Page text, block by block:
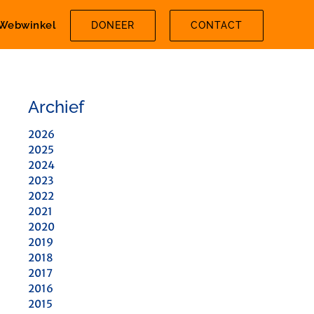
DONEER CONTACT
Archief
2026
2025
2024
2023
2022
2021
2020
2019
2018
2017
2016
2015